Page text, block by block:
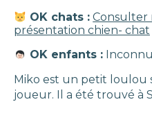
OK chats : Consulter
présentation chien- chat
OK enfants : Inconnu
Miko est un petit loulou
joueur. Il a été trouvé à